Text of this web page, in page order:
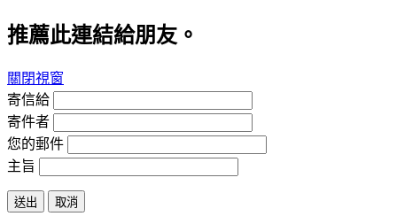
推薦此連結給朋友。
關閉視窗
寄信給
寄件者
您的郵件
主旨
送出 取消